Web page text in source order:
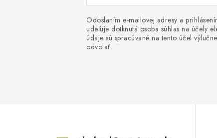
Odoslaním e-mailovej adresy a
udeľuje dotknutá osoba súhlas na účely
údaje sú spracúvané na tento účel
odvolať.